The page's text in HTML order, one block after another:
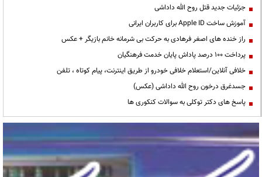
جزئیات جدید قتل روح الله داداشی
آموزش ساخت Apple ID برای کاربران ایرانی
راز خنده های اصغر فرهادی به حرکت بی شرمانه خانم بازیگر + عکس
پرداخت ۱۰۰ درصد پاداش پایان خدمت فرهنگیان
خلافی آنلاین/استعلام خلافی خودرو از طریق اینترنت، پیام کوتاه ، تلفن
جسدغرق درخون روح الله داداشی (عکس)
پاسخ های دکتر توکلی به سوالات کنکوری ها